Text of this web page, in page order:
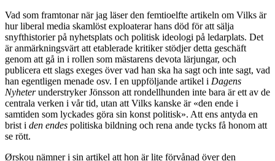
Vad som framtonar när jag läser den femtioelfte artikeln om Vilks är
hur liberal media skamlöst exploaterar hans död för att sälja
snyfthistorier på nyhetsplats och politisk ideologi på ledarplats. Det
är anmärkningsvärt att etablerade kritiker stödjer detta geschäft
genom att gå in i rollen som mästarens devota lärjungar, och
publicera ett slags exeges över vad han ska ha sagt och inte sagt, vad
han egentligen menade osv. I en uppföljande artikel i Dagens
Nyheterunderstryker Jönsson att rondellhunden inte bara är ett av de
centrala verken i vår tid, utan att Vilks kanske är «den ende i
samtiden som lyckades göra sin konst politisk». Att ens antyda en
brist i den endes politiska bildning och rena ande tycks få honom att
se rött.
Ørskou nämner i sin artikel att hon är lite förvånad över den